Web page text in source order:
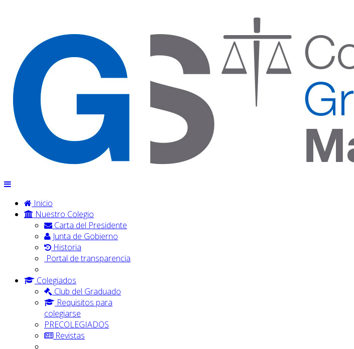
Inicio
Nuestro Colegio
Carta del Presidente
Junta de Gobierno
Historia
Portal de transparencia
Colegiados
Club del Graduado
Requisitos para
colegiarse
PRECOLEGIADOS
Revistas